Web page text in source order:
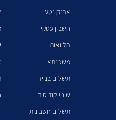
ארנק נטען
חשבון עסקי
הלוואות
משכנתא
תשלום בנייד
שינוי קוד סודי
תשלום חשבונות